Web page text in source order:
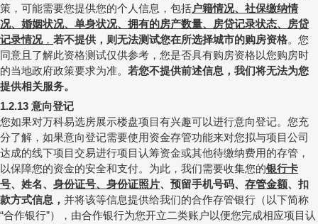
策，可能需要您提供您的个人信息，包括户籍情况、社保缴纳情
况、婚姻状况、单身状况、拥有的房产数量、房贷记录状态、房贷
记录情况， 若不提供，则无法测试您在所选择城市的购房资格。您
同意且了解此资格测试仅供参考，您是否具有购房资格以您购房时
的当地政府政策要求为准。 若您不提供前述信息，我们将无法为您
提供相关服务。
1.2.13 意向登记
您如果对万科易选房展示楼盘项目有兴趣可以进行意向登记。您充
分了解，如果意向登记需要使用资金存管功能来对您拟与项目公司
达成的线下项目交易进行项目认筹资金或其他待缴纳费用的存管，
以保障您的资金的安全和支付。为此，我们需要收集您的银行卡
号、姓名、 身份证号、身份证照片、预留手机号码、 存管金额、 扣
款方式信息 ， 并将该等信息提供给我们的合作存管银行（以下简称
“合作银行”），由合作银行为您开立二类账户以便您完成相应项目认